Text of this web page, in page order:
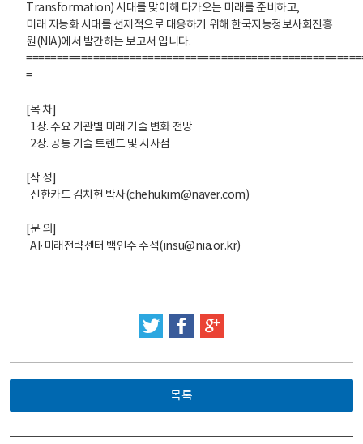
Transformation) 시대를 맞이해 다가오는 미래를 준비하고,
미래 지능화 시대를 선제적으로 대응하기 위해 한국지능정보사회진흥
원(NIA)에서 발간하는 보고서 입니다.
=​
[목 차]
1장. 주요 기관별 미래 기술 변화 전망
2장. 공통 기술 트렌드 및 시사점
[작 성]
신한카드 김치헌 박사(chehukim@naver.com)
[문 의]
AI·미래전략센터 백인수 수석(insu@nia.or.kr)
트위터페이스북
목록